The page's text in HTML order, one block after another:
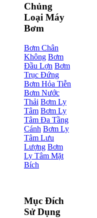
Chủng
Loại Máy
Bơm
Bơm Chân
Không Bơm
Đầu Lợn Bơm
Trục Đứng
Bơm Hỏa Tiễn
Bơm Nước
Thải Bơm Ly
Tâm Bơm Ly
Tâm Đa Tầng
Cánh Bơm Ly
Tâm Lưu
Lượng Bơm
Ly Tâm Mặt
Bích
Mục Đích
Sử Dụng